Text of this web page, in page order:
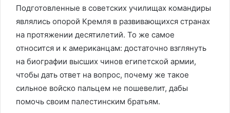
Подготовленные в советских училищах командиры
являлись опорой Кремля в развивающихся странах
на протяжении десятилетий. То же самое
относится и к американцам: достаточно взглянуть
на биографии высших чинов египетской армии,
чтобы дать ответ на вопрос, почему же такое
сильное войско пальцем не пошевелит, дабы
помочь своим палестинским братьям.